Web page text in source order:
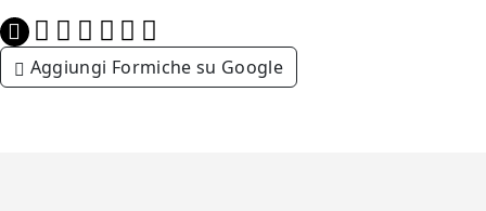
Aggiungi Formiche su Google